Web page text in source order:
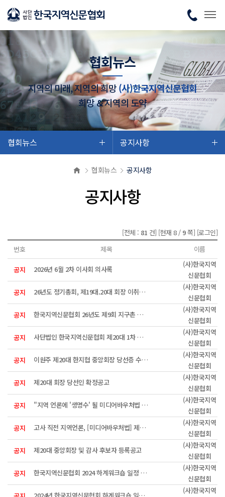
협회뉴스
지역의 미래, 지역의 희망(사)한국지역신문협회
희망 & 지역의 도약
협회뉴스 공지사항
협회뉴스 공지사항
공지사항
[전체 : 81 건] [현재 8 / 9쪽] [로그인]
번호
제목 이름
공지 2026년 6월 2차 이사회 의사록
(사)한국지역
신문협회
공지
26년도 정기총회, 제19대.20대 회장 이취임식 안내
(사)한국지역
신문협회
공지
한국지역신문협회 26년도 제9회 지구촌 희망펜상 수상자
(사)한국지역
신문협회
공지
사단법인 한국지역신문협회 제20대 1차 이사회 회의록
(사)한국지역
신문협회
공지
이원주 제20대 한지협 중앙회장 당선증 수여식
(사)한국지역
신문협회
공지
제20대 회장 당선인 확정공고
(사)한국지역
신문협회
공지
"지역 언론에 '생명수' 될 미디어바우처법 제정 시급"
(사)한국지역
신문협회
공지
고사 직전 지역언론, [미디어바우처법] 제정으로 활성화 모색한다
(사)한국지역
신문협회
공지
제20대 중앙회장 및 감사 후보자 등록공고
(사)한국지역
신문협회
공지
한국지역신문협회 2024 하계워크숍 일정 안내입니다(최종)
(사)한국지역
신문협회
(사)한국지역